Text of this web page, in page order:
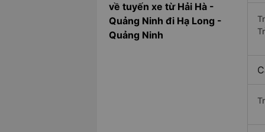
về tuyến xe từ Hải Hà -
Quảng Ninh đi Hạ Long -
Quảng Ninh